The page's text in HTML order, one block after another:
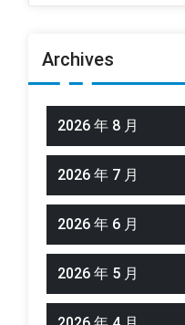
Archives
2026 年 8 月
2026 年 7 月
2026 年 6 月
2026 年 5 月